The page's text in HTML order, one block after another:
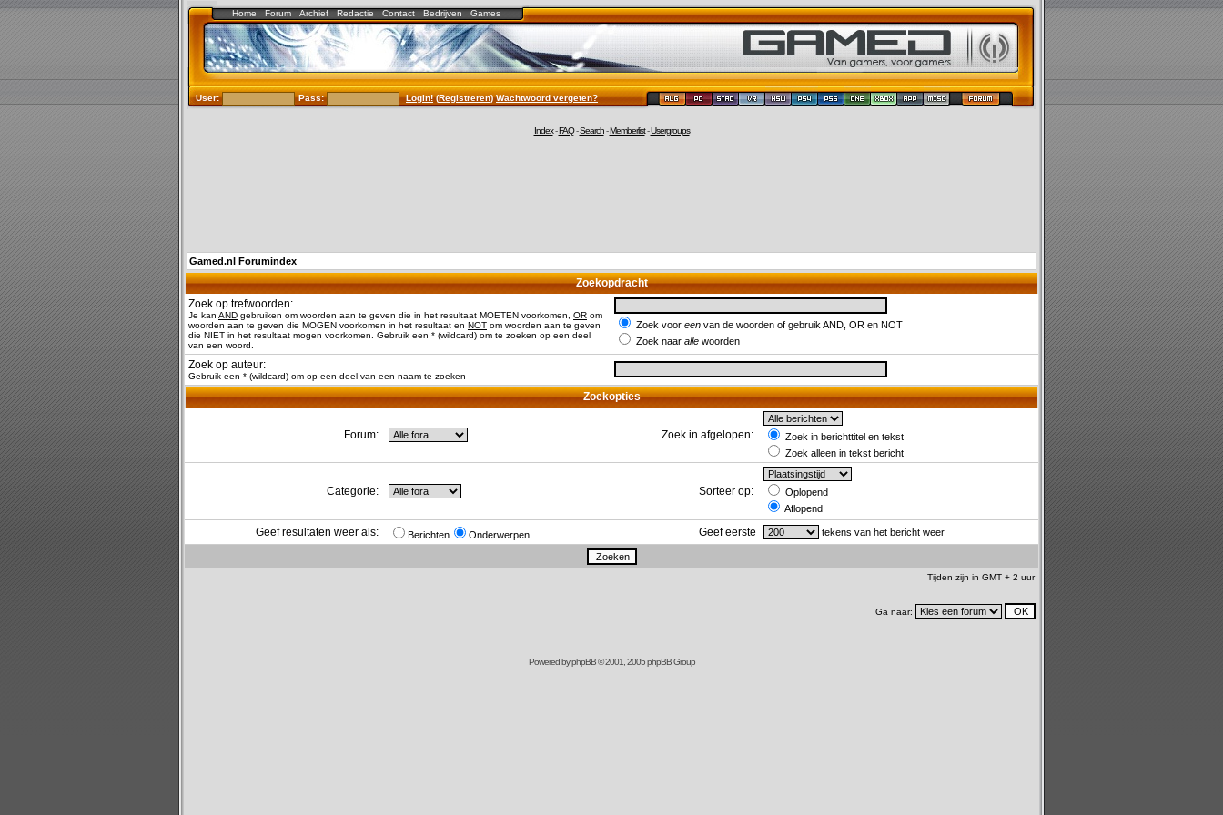
Home Forum Archief Redactie Contact Bedrijven Games
User: Pass: Login!(Registreren)Wachtwoord vergeten?
Index-FAQ-Search-Memberlist-Usergroups
Gamed.nl Forumindex
Zoekopdracht
Zoek op trefwoorden:
Je kan AND gebruiken om woorden aan te geven die in het resultaat MOETEN voorkomen, OR om
woorden aan te geven die MOGEN voorkomen in het resultaat en NOT om woorden aan te geven
die NIET in het resultaat mogen voorkomen. Gebruik een * (wildcard) om te zoeken op een deel
van een woord.
Zoek voor een van de woorden of gebruik AND, OR en NOT
Zoek naar alle woorden
Zoek op auteur:
Gebruik een * (wildcard) om op een deel van een naam te zoeken
Zoekopties
Forum: Zoek in afgelopen:
Zoek in berichttitel en tekst
Zoek alleen in tekst bericht
Categorie: Sorteer op:
Oplopend
Aflopend
Geef resultaten weer als: Berichten Onderwerpen Geef eerste tekens van het bericht weer
Tijden zijn in GMT + 2 uur
Ga naar:
Powered byphpBB© 2001, 2005 phpBB Group